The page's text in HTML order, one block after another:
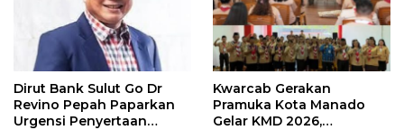
Dirut Bank Sulut Go Dr
Revino Pepah Paparkan
Urgensi Penyertaan
Kwarcab Gerakan
Pramuka Kota Manado
Gelar KMD 2026,